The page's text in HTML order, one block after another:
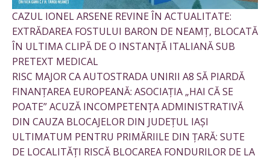
CAZUL IONEL ARSENE REVINE ÎN ACTUALITATE:
EXTRĂDAREA FOSTULUI BARON DE NEAMȚ, BLOCATĂ
ÎN ULTIMA CLIPĂ DE O INSTANȚĂ ITALIANĂ SUB
PRETEXT MEDICAL
RISC MAJOR CA AUTOSTRADA UNIRII A8 SĂ PIARDĂ
FINANȚAREA EUROPEANĂ: ASOCIAȚIA „HAI CĂ SE
POATE” ACUZĂ INCOMPETENȚA ADMINISTRATIVĂ
DIN CAUZA BLOCAJELOR DIN JUDEȚUL IAȘI
ULTIMATUM PENTRU PRIMĂRIILE DIN ȚARĂ: SUTE
DE LOCALITĂȚI RISCĂ BLOCAREA FONDURILOR DE LA